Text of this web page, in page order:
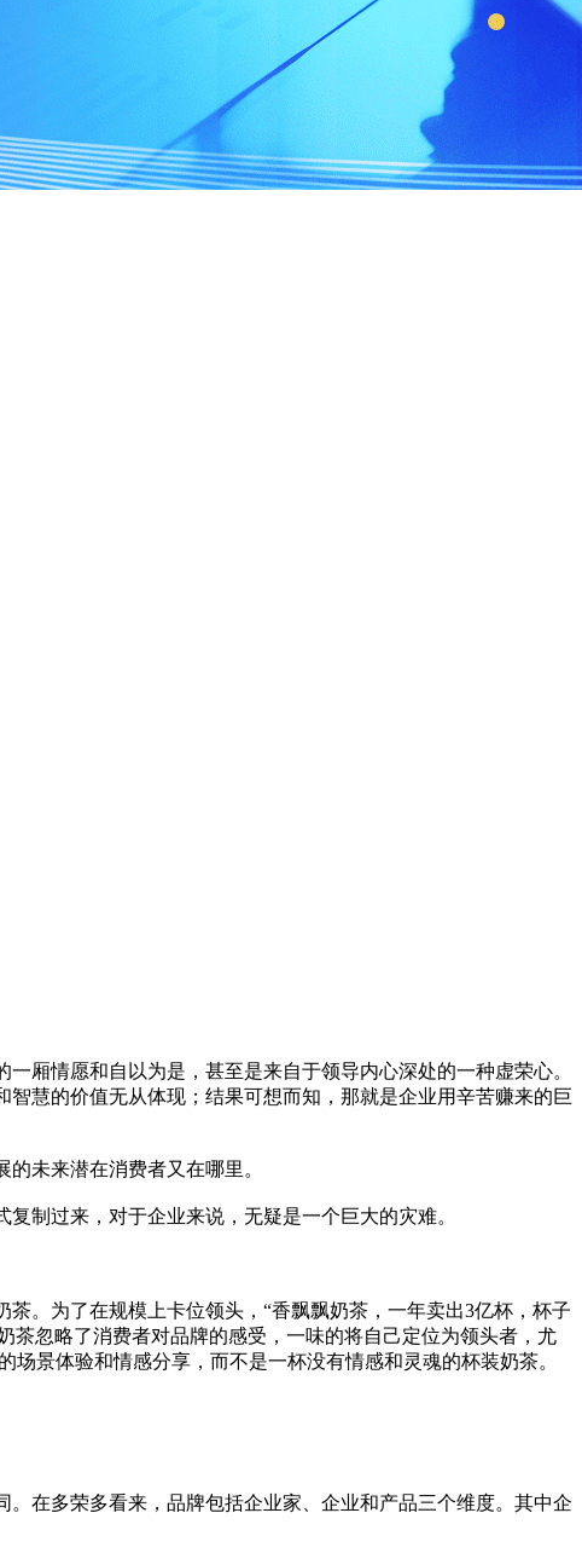
厢情愿和自以为是，甚至是来自于领导内心深处的一种虚荣心。
慧的价值无从体现；结果可想而知，那就是企业用辛苦赚来的巨
未来潜在消费者又在哪里。
制过来，对于企业来说，无疑是一个巨大的灾难。
。为了在规模上卡位领头，“香飘飘奶茶，一年卖出3亿杯，杯子
茶忽略了消费者对品牌的感受，一味的将自己定位为领头者，尤
景体验和情感分享，而不是一杯没有情感和灵魂的杯装奶茶。
在多荣多看来，品牌包括企业家、企业和产品三个维度。其中企